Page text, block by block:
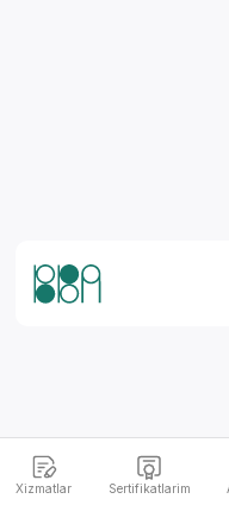
Xizmatlar Sertifikatlarim